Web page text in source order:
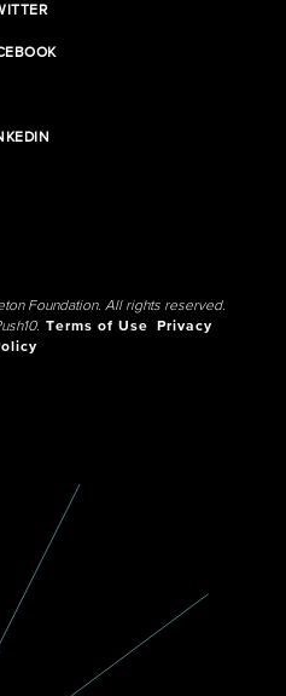
Foundation. All rights reserved.
Terms of Use
Privacy